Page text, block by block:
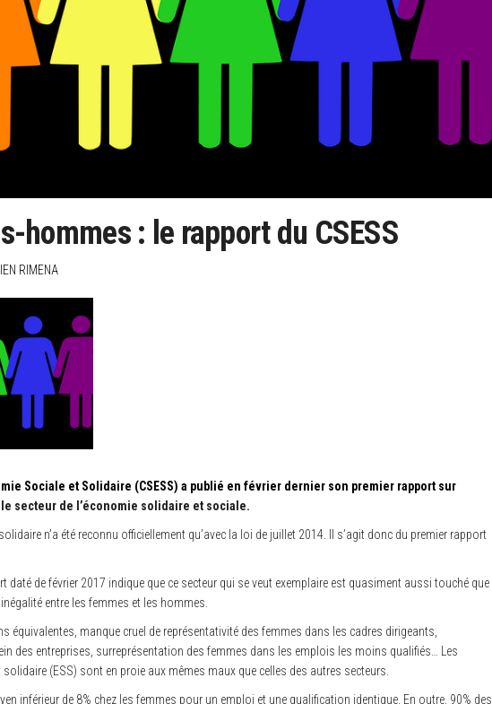
hommes : le rapport du CSESS
RIMENA
Sociale et Solidaire (CSESS) a publié en février dernier son premier rapport sur
secteur de l’économie solidaire et sociale.
n’a été reconnu officiellement qu’avec la loi de juillet 2014. Il s’agit donc du premier rapport
daté de février 2017 indique que ce secteur qui se veut exemplaire est quasiment aussi touché que
entre les femmes et les hommes.
équivalentes, manque cruel de représentativité des femmes dans les cadres dirigeants,
des entreprises, surreprésentation des femmes dans les emplois les moins qualifiés… Les
(ESS) sont en proie aux mêmes maux que celles des autres secteurs.
inférieur de 8% chez les femmes pour un emploi et une qualification identique. En outre, 90% des